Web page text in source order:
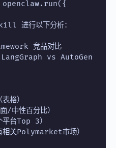
进行以下分析：
竞品对比
LangGraph vs AutoGen
格）
中性百分比）
台Top 3）
关Polymarket市场）